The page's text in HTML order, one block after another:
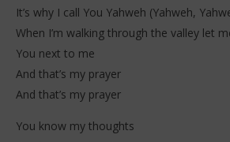
It’s why I call You Yahweh (Yahweh,
When I’m walking through the valley let
You next to me
And that’s my prayer
And that’s my prayer
You know my thoughts